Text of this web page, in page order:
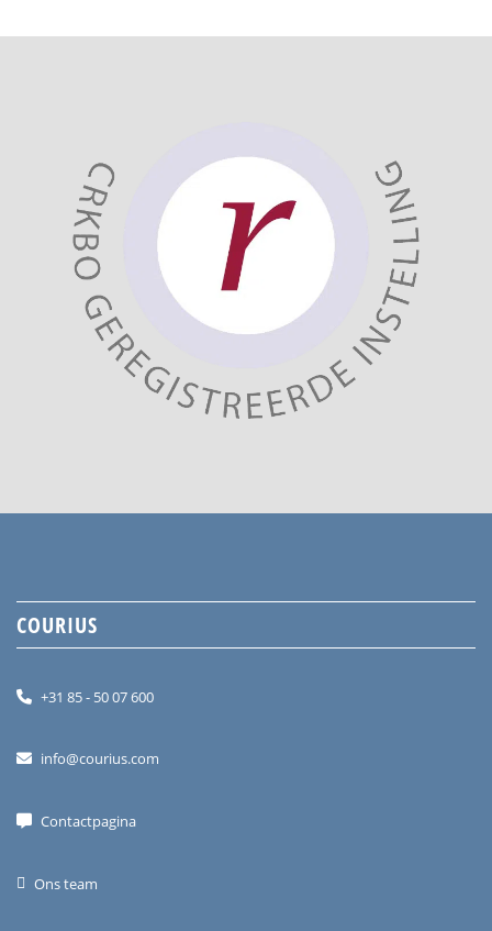
COURIUS
+31 85 - 50 07 600
info@courius.com
Contactpagina
Ons team